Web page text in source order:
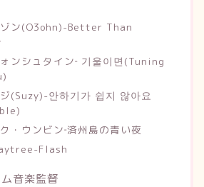
ン(O3ohn)-Better Than
ンシュタイン‐ 기울이면(Tuning
(Suzy)-안하기가 쉽지 않아요
・ウンビン‐済州島の青い夜
Flash
音楽監督